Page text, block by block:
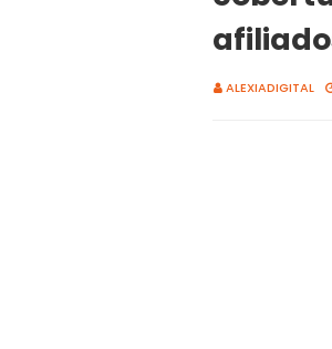
ALEXIADIGITAL